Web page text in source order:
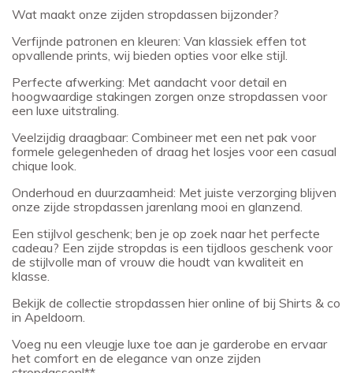
Wat maakt onze zijden stropdassen bijzonder?
Verfijnde patronen en kleuren: Van klassiek effen tot
opvallende prints, wij bieden opties voor elke stijl.
Perfecte afwerking: Met aandacht voor detail en
hoogwaardige stakingen zorgen onze stropdassen voor
een luxe uitstraling.
Veelzijdig draagbaar: Combineer met een net pak voor
formele gelegenheden of draag het losjes voor een casual
chique look.
Onderhoud en duurzaamheid: Met juiste verzorging blijven
onze zijde stropdassen jarenlang mooi en glanzend.
Een stijlvol geschenk; ben je op zoek naar het perfecte
cadeau? Een zijde stropdas is een tijdloos geschenk voor
de stijlvolle man of vrouw die houdt van kwaliteit en
klasse.
Bekijk de collectie stropdassen hier online of bij Shirts & co
in Apeldoorn.
Voeg nu een vleugje luxe toe aan je garderobe en ervaar
het comfort en de elegance van onze zijden